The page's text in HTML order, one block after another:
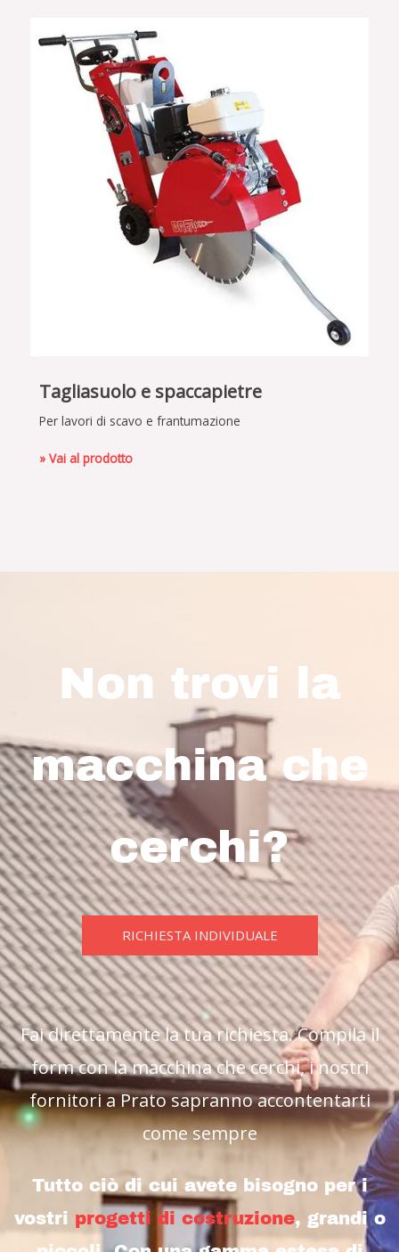
Tagliasuolo e spaccapietre
Per lavori di scavo e frantumazione
» Vai al prodotto
Non trovi la
macchina che
cerchi?
RICHIESTA INDIVIDUALE
Fai direttamente la tua richiesta. Compila il
form con la macchina che cerchi, i nostri
fornitori a Prato sapranno accontentarti
come sempre
Tutto ciò di cui avete bisogno per i
vostri progetti di costruzione, grandi o